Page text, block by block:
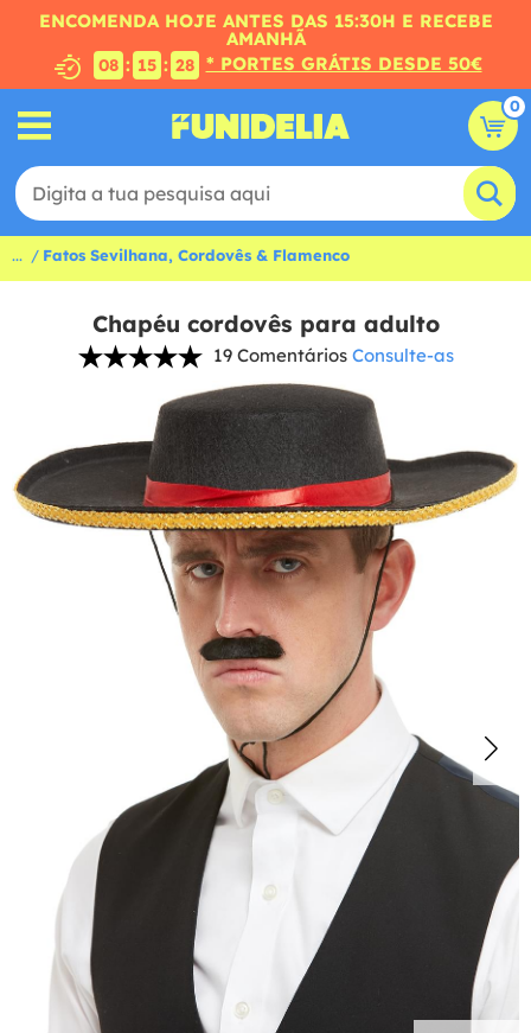
ENCOMENDA HOJE ANTES DAS 15:30H E RECEBE
AMANHÃ
08 : 15 : 27 * PORTES GRÁTIS DESDE 50€
0
... Fatos Sevilhana, Cordovês & Flamenco
Chapéu cordovês para adulto
19 Comentários Consulte-as